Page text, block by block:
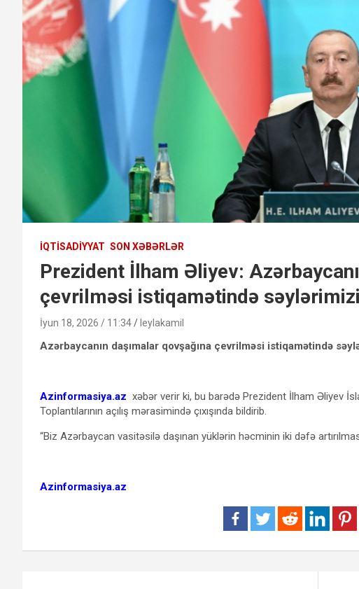
İQTISADIYYAT SON XƏBƏRLƏR
Prezident İlham Əliyev:
çevrilməsi istiqamətində
İyun 18, 2026 / 11:34 leylakamil
Azərbaycanın daşımalar qovşağına çevrilməsi istiqamətində
Azinformasiya.az xəbər verir ki, bu barədə Prezident İlham Əliyev
Toplantılarının açılış mərasimində çıxışında bildirib.
“Biz Azərbaycan vasitəsilə daşınan yüklərin həcminin iki dəfə
Azinformasiya.az